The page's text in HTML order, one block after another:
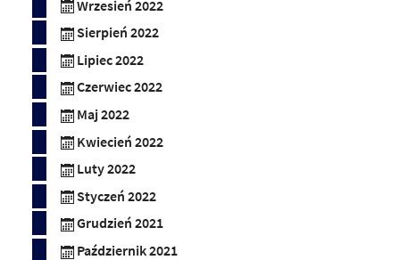
Wrzesień 2022
Sierpień 2022
Lipiec 2022
Czerwiec 2022
Maj 2022
Kwiecień 2022
Luty 2022
Styczeń 2022
Grudzień 2021
Październik 2021